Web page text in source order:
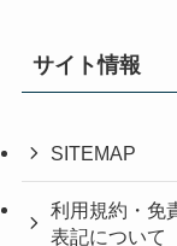
サイト情報
SITEMAP
利用規約・免
表記について